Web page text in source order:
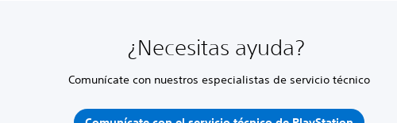
¿Necesitas ayuda?
Comunícate con nuestros especialistas de servicio técnico